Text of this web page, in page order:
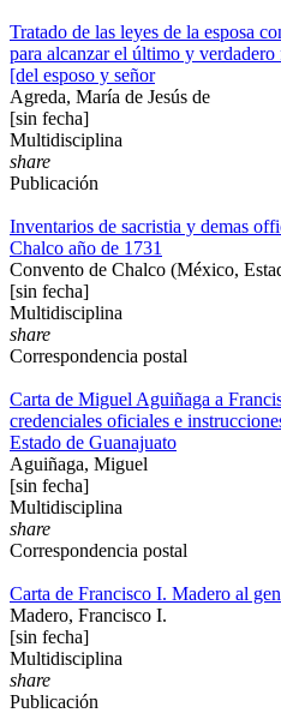
Tratado de las leyes de la esposa
para alcanzar el último y
[del esposo y señor
Agreda, María de Jesús de
[sin fecha]
Multidisciplina
share
Publicación
Inventarios de sacristia y demas
Chalco año de 1731
Convento de Chalco (México,
[sin fecha]
Multidisciplina
share
Correspondencia postal
Carta de Miguel Aguiñaga a
credenciales oficiales e
Estado de Guanajuato
Aguiñaga, Miguel
[sin fecha]
Multidisciplina
share
Correspondencia postal
Carta de Francisco I. Madero al
Madero, Francisco I.
[sin fecha]
Multidisciplina
share
Publicación